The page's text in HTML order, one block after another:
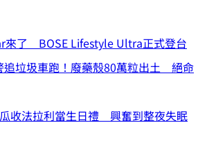
來了 BOSE Lifestyle Ultra正式登台
追垃圾車跑！廢藥殼80萬粒出土 絕命
收法拉利當生日禮 興奮到整夜失眠